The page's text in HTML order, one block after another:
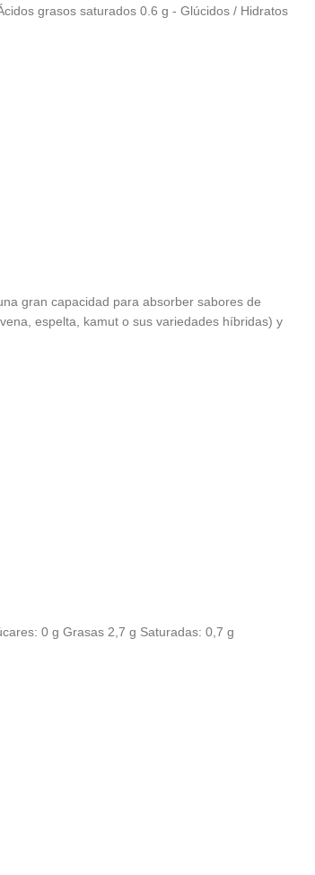
grasos saturados 0.6 g - Glúcidos / Hidratos
gran capacidad para absorber sabores de
espelta, kamut o sus variedades híbridas) y
0 g Grasas 2,7 g Saturadas: 0,7 g